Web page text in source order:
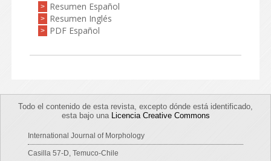
> Resumen Español
> Resumen Inglés
> PDF Español
Todo el contenido de esta revista, excepto dónde está identificado,
esta bajo una Licencia Creative Commons
International Journal of Morphology
Casilla 57-D, Temuco-Chile